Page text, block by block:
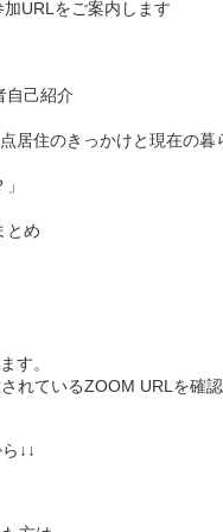
URLをご案内します
己紹介
住のきっかけと現在の暮
とめ
す。
れているZOOM URLを確認
↓↓